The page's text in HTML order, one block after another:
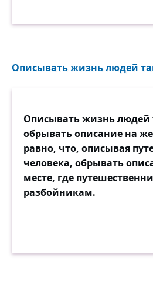
Описывать жизнь людей
Описывать жизнь людей
обрывать описание на
равно, что, описывая
человека, обрывать
месте, где
разбойникам.